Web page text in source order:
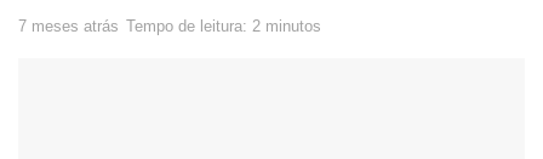
7 meses atrás Tempo de leitura: 2 minutos